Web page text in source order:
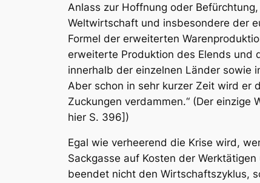
Anlass zur Hoffnung oder
Weltwirtschaft und insbesondere der
Formel der erweiterten
erweiterte Produktion des Elends und
innerhalb der einzelnen Länder sowie
Aber schon in sehr kurzer Zeit wird er
Zuckungen verdammen.“ (Der
hier S. 396])
Egal wie verheerend die Krise wird,
Sackgasse auf Kosten der
beendet nicht den Wirtschaftszyklus,